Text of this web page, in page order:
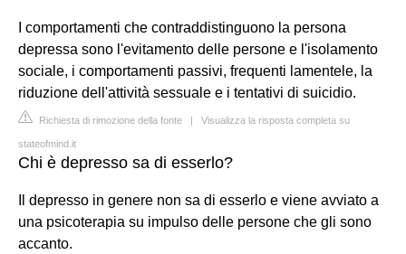
I comportamenti che contraddistinguono la persona
depressa sono l'evitamento delle persone e l'isolamento
sociale, i comportamenti passivi, frequenti lamentele, la
riduzione dell'attività sessuale e i tentativi di suicidio.
Richiesta di rimozione della fonte | Visualizza la risposta completa su
stateofmind.it
Chi è depresso sa di esserlo?
Il depresso in genere non sa di esserlo e viene avviato a
una psicoterapia su impulso delle persone che gli sono
accanto.